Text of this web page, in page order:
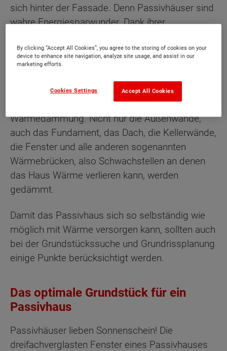
sich hinter der Fassade. Denn Passivhäuser sind
wahre Energiesparwunder. Dank ihrer
gleichbleibende Temperatur und das Heizen mit
Gas oder Öl wird im Passivhaus nahezu
Möglich macht dies die besondere Form der
Wärmedämmung. Nicht nur die Außenwände,
auch das Fundament, das Dach, die Kellerwände,
die Fenster und alle anderen sogenannten
Wärmebrücken, also Schwachstellen an denen
das Haus Wärme verlieren kann, werden
gedämmt.
Damit das Passivhaus sich so selbständig wie
möglich mit Wärme versorgen kann, sollten auch
bei der Grundstückssuche und Grundrissplanung
einige Punkte berücksichtigt werden.
Das optimale Grundstück für ein
Passivhaus
Passivhäuser lieben Sonnenschein! Die
dreifachverglasten Fenster eines Passivhauses
By clicking “Accept All Cookies”, you agree to the storing of cookies on your
device to enhance site navigation, analyze site usage, and assist in our
marketing efforts.
Accept All Cookies
Cookies Settings